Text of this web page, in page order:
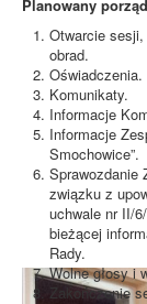
Planowany
Otwarcie sesji,
obrad.
Oświadczenia.
Komunikaty.
Informacje
Informacje
Smochowice”.
Sprawozdanie
związku z
uchwale nr II/
bieżącej
Rady.
Wolne głosy i
Zakończenie